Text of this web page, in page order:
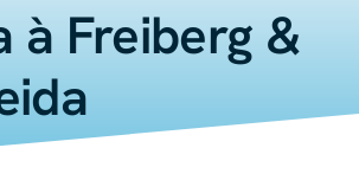
à Freiberg &